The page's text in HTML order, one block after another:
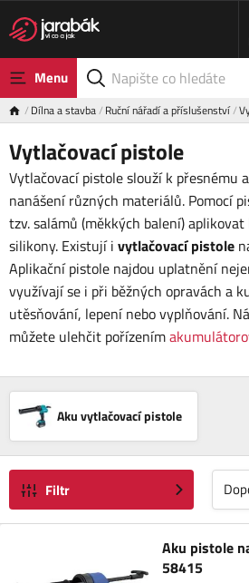
Menu
Dílna a stavba Ruční nářadí a příslušenství
Vytlačovací pistole
Vytlačovací pistole slouží k přesnému
nanášení různých materiálů. Pomocí
tzv. salámů (měkkých balení)
silikony. Existují i vytlačovací pistole
Aplikační pistole najdou uplatnění
využívají se i při běžných opravách a
utěsňování, lepení nebo vyplňování.
můžete ulehčit pořízením
Aku vytlačovací pistole
Filtr
Aku pistole
58415